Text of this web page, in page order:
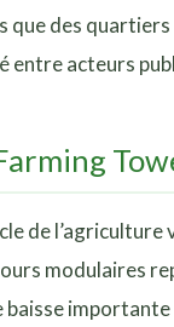
que des
entre acteurs
de
modulaires
baisse